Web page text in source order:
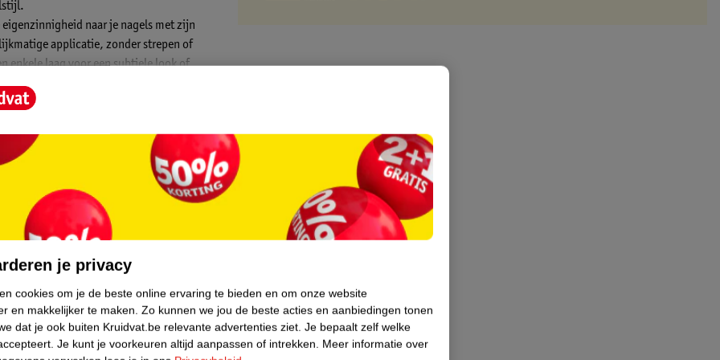
naar je nagels met zijn
applicatie, zonder strepen of
enkele laag voor een subtiele look of
een speelse uitstraling die de
te maken over chippen of vervagen. De
levendig uitzien, zonder dat je tussendoor
uit met vrienden gepland hebt, deze
elke gelegenheid.
ingrediënten.
je privacy
cookies om je de beste online ervaring te bieden en om onze website
en makkelijker te maken. Zo kunnen we jou de beste acties en aanbiedingen tonen
dat je ook buiten Kruidvat.be relevante advertenties ziet. Je bepaalt zelf welke
Je kunt je voorkeuren altijd aanpassen of intrekken. Meer informatie over